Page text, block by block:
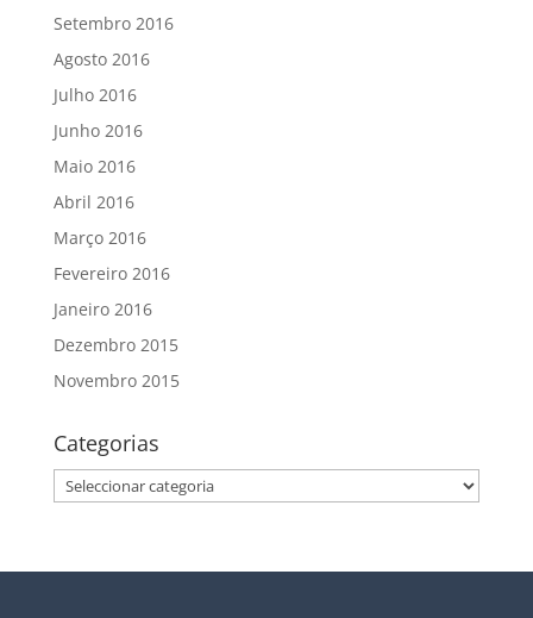
Setembro 2016
Agosto 2016
Julho 2016
Junho 2016
Maio 2016
Abril 2016
Março 2016
Fevereiro 2016
Janeiro 2016
Dezembro 2015
Novembro 2015
Categorias
Categorias